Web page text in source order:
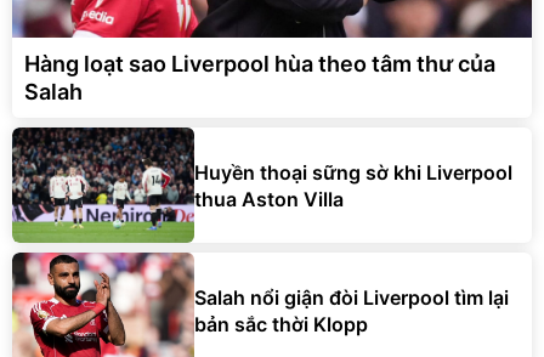
Hàng loạt sao Liverpool hùa theo tâm thư của
Salah
Huyền thoại sững sờ khi Liverpool
thua Aston Villa
Salah nổi giận đòi Liverpool tìm lại
bản sắc thời Klopp